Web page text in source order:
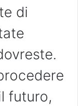
di
futuro,